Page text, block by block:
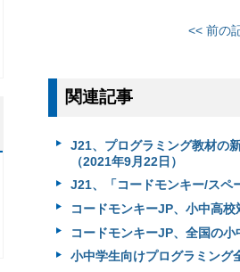
<< 前の
関連記事
J21、プログラミング教材の
（2021年9月22日）
J21、「コードモンキー/スペ
コードモンキーJP、小中高
コードモンキーJP、全国の
小中学生向けプログラミング